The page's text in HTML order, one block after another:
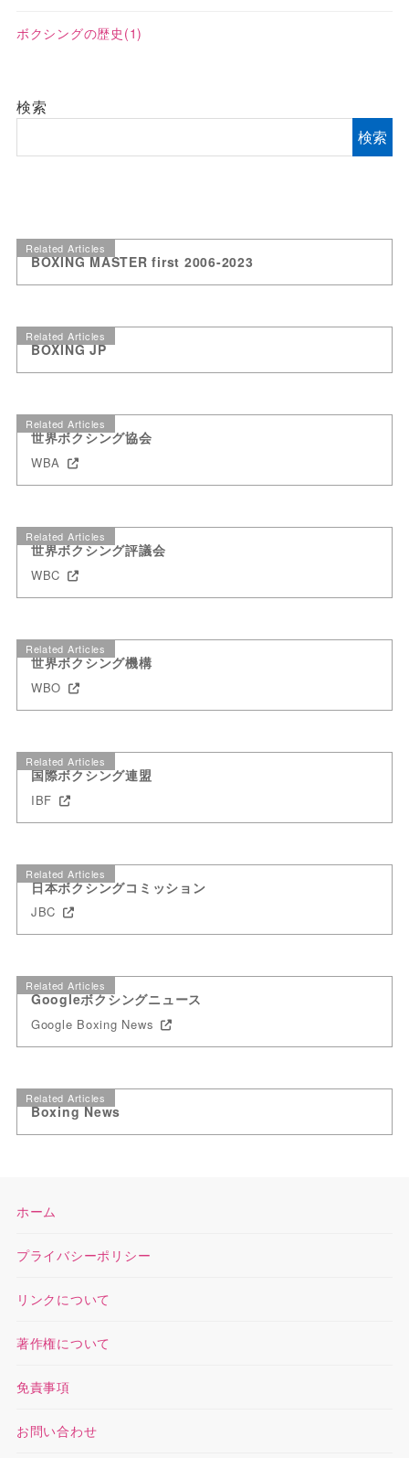
ボクシングの歴史 (1)
検索
検索
Related Articles
BOXING MASTER first 2006-2023
Related Articles
BOXING JP
Related Articles
世界ボクシング協会
WBA
Related Articles
世界ボクシング評議会
WBC
Related Articles
世界ボクシング機構
WBO
Related Articles
国際ボクシング連盟
IBF
Related Articles
日本ボクシングコミッション
JBC
Related Articles
Googleボクシングニュース
Google Boxing News
Related Articles
Boxing News
ホーム
プライバシーポリシー
リンクについて
著作権について
免責事項
お問い合わせ